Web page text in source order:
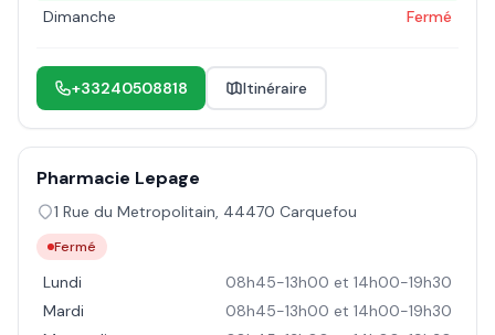
Dimanche
Fermé
+33240508818 Itinéraire
Pharmacie Lepage
1 Rue du Metropolitain, 44470 Carquefou
Fermé
Lundi
08h45-13h00 et 14h00-19h30
Mardi
08h45-13h00 et 14h00-19h30